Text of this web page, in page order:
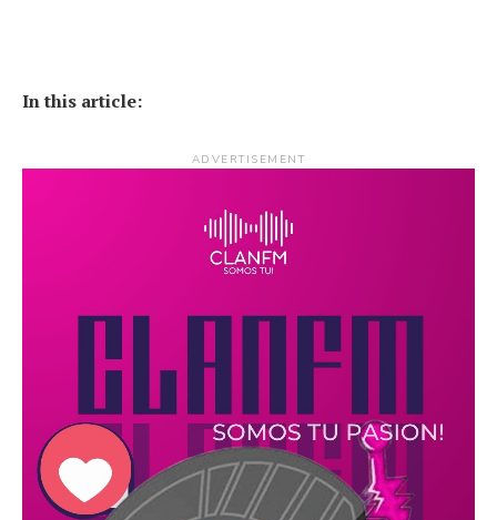
In this article:
ADVERTISEMENT